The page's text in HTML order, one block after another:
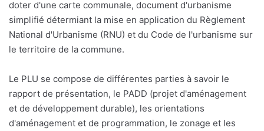
doter d'une carte communale, document d'urbanisme
simplifié détermiant la mise en application du Règlement
National d'Urbanisme (RNU) et du Code de l'urbanisme sur
le territoire de la commune.
Le PLU se compose de différentes parties à savoir le
rapport de présentation, le PADD (projet d'aménagement
et de développement durable), les orientations
d'aménagement et de programmation, le zonage et les